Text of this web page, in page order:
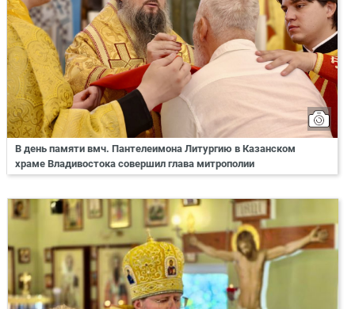
В день памяти вмч. Пантелеимона Литургию в Казанском
храме Владивостока совершил глава митрополии